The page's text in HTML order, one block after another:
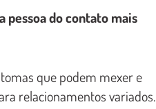
pessoa do contato mais
que podem mexer e
relacionamentos variados.